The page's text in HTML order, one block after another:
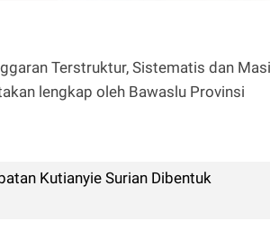
Terstruktur, Sistematis dan
lengkap oleh Bawaslu Provinsi
Kutianyie Surian Dibentuk